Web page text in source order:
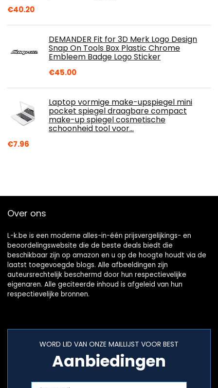
€40.20
DEMANDER Fit for 3D Merk Logo Design
Snap On Tools Box Plastic Chrome
Embleem Badge Logo Sticker
€45.00
Laptop vormige make-upspiegel mini
pocket spiegel draagbare compact
make-up spiegel cosmetische
schoonheid tool voor…
€7.96
Over ons
L-k.be is een moderne alles-in-één prijsvergelijkings- en
beoordelingswebsite die de beste deals biedt die
beschikbaar zijn op amazon en u op de hoogte houdt via de
laatst toegevoegde blogs. Alle afbeeldingen zijn
auteursrechtelijk beschermd door hun respectievelijke
eigenaren. Alle geciteerde inhoud is afgeleid van hun
respectievelijke bronnen.
WORD LID VAN ONZE MAILLIJST VOOR BEST
Aanbiedingen